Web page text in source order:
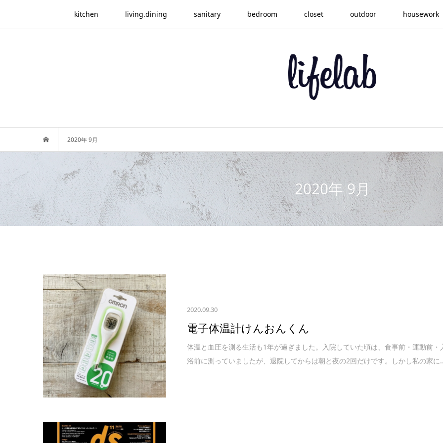
kitchen living.dining sanitary bedroom closet outdoor housework
2020年 9月
2020年 9月
2020.09.30
電子体温計けんおんくん
体温と血圧を測る生活も1年が過ぎました。入院していた頃は、食事前・運動前・
浴前に測っていましたが、退院してからは朝と夜の2回だけです。しかし私の家に